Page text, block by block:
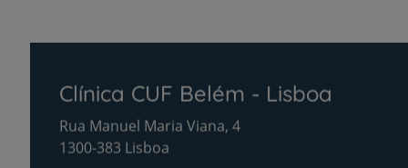
Clínica CUF Belém - Lisboa
Rua Manuel Maria Viana, 4
1300-383 Lisboa